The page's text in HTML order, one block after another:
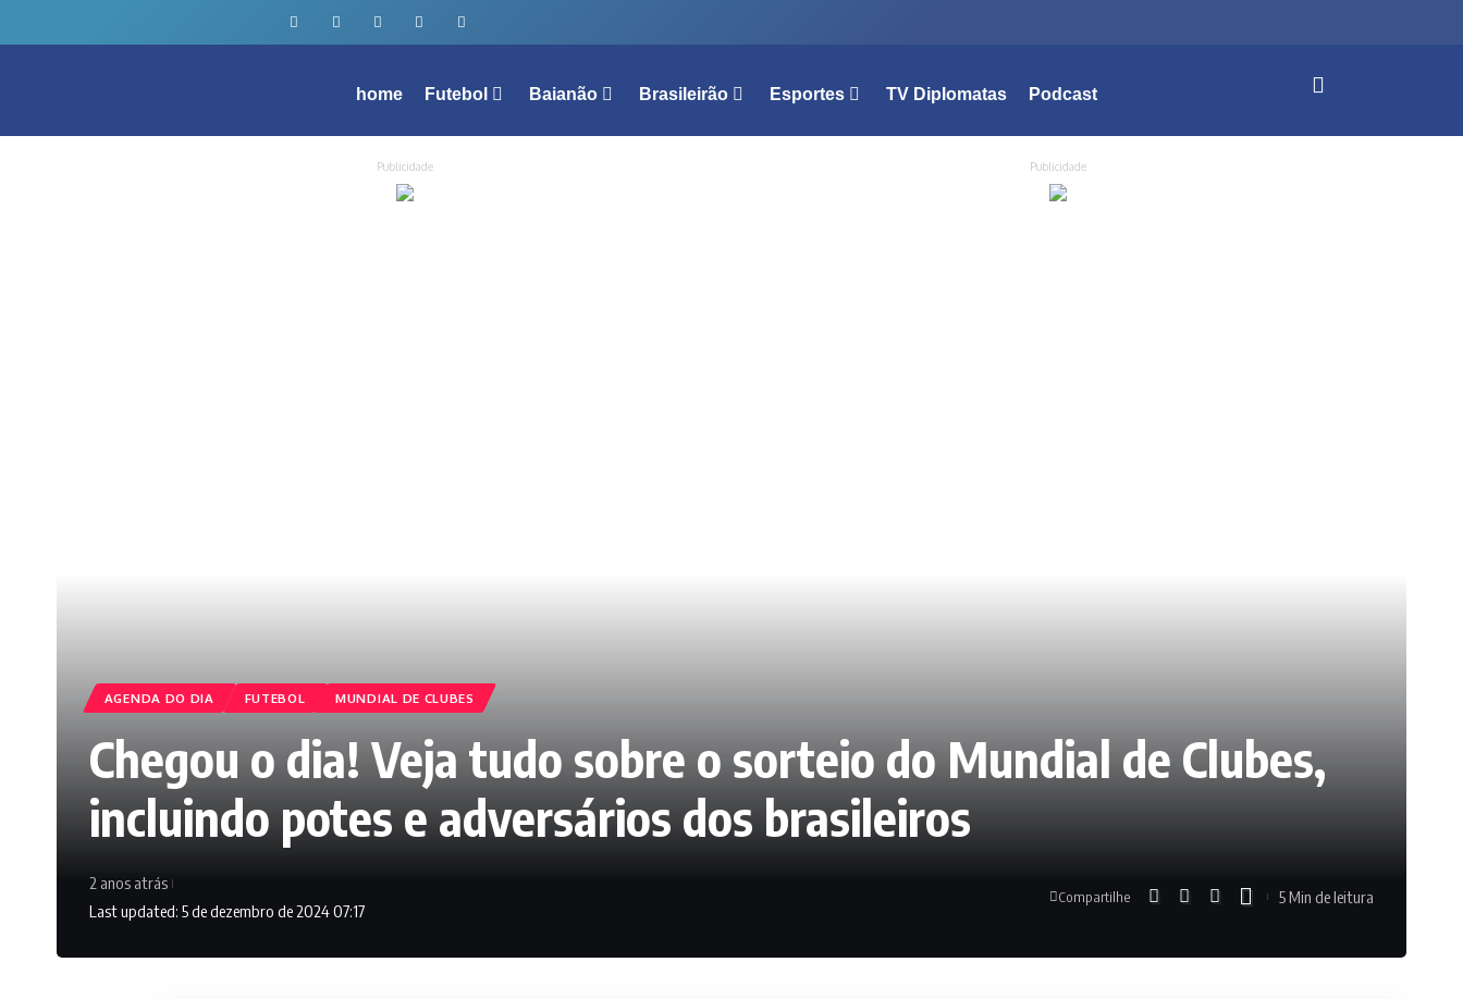
home Futebol Baianão Brasileirão Esportes TV Diplomatas Podcast
Publicidade Publicidade
AGENDA DO DIA FUTEBOL MUNDIAL DE CLUBES
Chegou o dia! Veja tudo sobre o sorteio do Mundial de Clubes,
incluindo potes e adversários dos brasileiros
Last updated: 5 de dezembro de 2024 07:17
2 anos atrás
Compartilhe 5 Min de leitura